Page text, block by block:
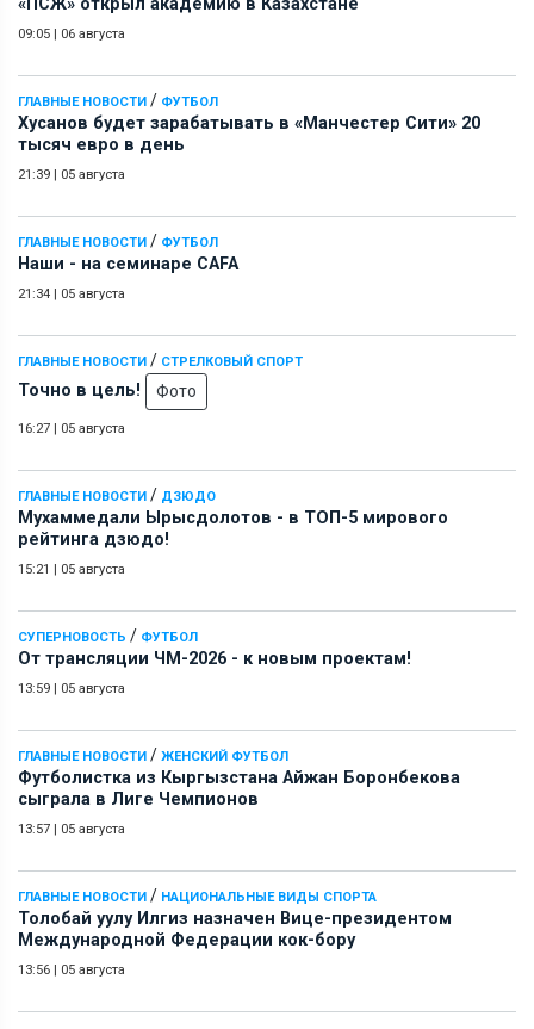
«ПСЖ» открыл академию в Казахстане
09:05 06 августа
ГЛАВНЫЕ НОВОСТИ / ФУТБОЛ
Хусанов будет зарабатывать в «Манчестер Сити» 20
тысяч евро в день
21:39 05 августа
ГЛАВНЫЕ НОВОСТИ / ФУТБОЛ
Наши - на семинаре СAFA
21:34 05 августа
ГЛАВНЫЕ НОВОСТИ / СТРЕЛКОВЫЙ СПОРТ
Точно в цель! Фото
16:27 05 августа
ГЛАВНЫЕ НОВОСТИ / ДЗЮДО
Мухаммедали Ырысдолотов - в ТОП-5 мирового
рейтинга дзюдо!
15:21 05 августа
СУПЕРНОВОСТЬ / ФУТБОЛ
От трансляции ЧМ-2026 - к новым проектам!
13:59 05 августа
ГЛАВНЫЕ НОВОСТИ / ЖЕНСКИЙ ФУТБОЛ
Футболистка из Кыргызстана Айжан Боронбекова
сыграла в Лиге Чемпионов
13:57 05 августа
ГЛАВНЫЕ НОВОСТИ / НАЦИОНАЛЬНЫЕ ВИДЫ СПОРТА
Толобай уулу Илгиз назначен Вице-президентом
Международной Федерации кок-бору
13:56 05 августа